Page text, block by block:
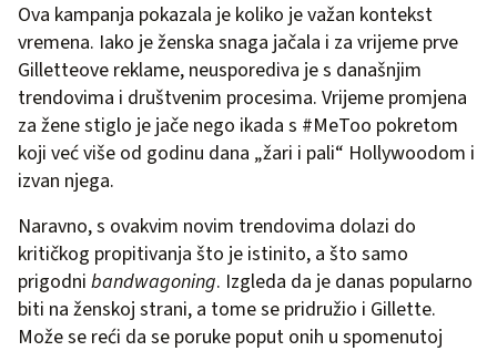
Ova kampanja pokazala je koliko je važan kontekst
vremena. Iako je ženska snaga jačala i za vrijeme prve
Gilletteove reklame, neusporediva je s današnjim
trendovima i društvenim procesima. Vrijeme promjena
za žene stiglo je jače nego ikada s #MeToo pokretom
koji već više od godinu dana „žari i pali“ Hollywoodom i
izvan njega.
Naravno, s ovakvim novim trendovima dolazi do
kritičkog propitivanja što je istinito, a što samo
prigodni bandwagoning. Izgleda da je danas popularno
biti na ženskoj strani, a tome se pridružio i Gillette.
Može se reći da se poruke poput onih u spomenutoj